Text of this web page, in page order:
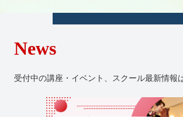
講師紹介
合格実績
受講生の声
News
受付中の講座・イベント、スクール最新情報